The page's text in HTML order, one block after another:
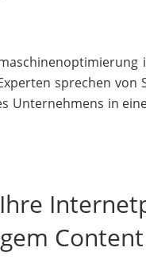
sprechen von
Unternehmens in
Content